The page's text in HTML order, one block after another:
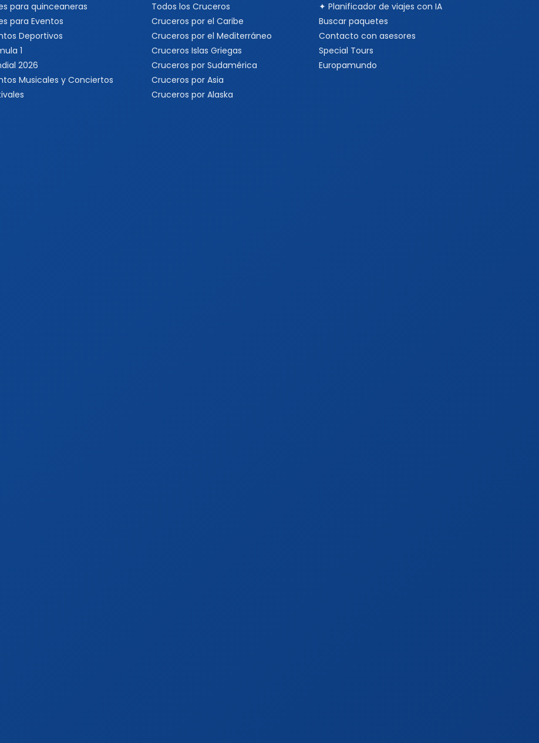
para quinceaneras
para Eventos
Deportivos
1
2026
Musicales y Conciertos
Todos los Cruceros
Cruceros por el Caribe
Cruceros por el Mediterráneo
Cruceros Islas Griegas
Cruceros por Sudamérica
Cruceros por Asia
Cruceros por Alaska
✦ Planificador de viajes con IA
Buscar paquetes
Contacto con asesores
Special Tours
Europamundo